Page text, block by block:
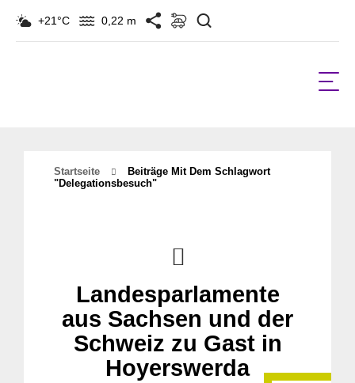
+21°C 0,22 m
Startseite
Beiträge Mit Dem Schlagwort
"Delegationsbesuch"
Landesparlamente
aus Sachsen und der
Schweiz zu Gast in
Hoyerswerda